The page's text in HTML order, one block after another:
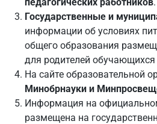
Государственные и
информации об условиях
общего образования
для родителей
На сайте образовательной
Минобрнауки и
Информация на
размещена на